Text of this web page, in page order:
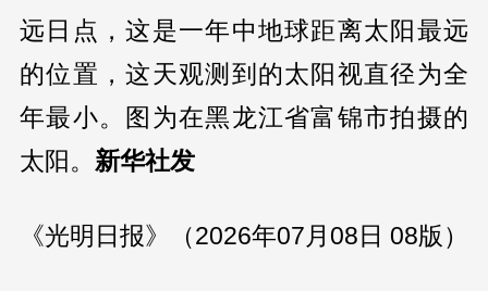
远日点，这是一年中地球距离太阳最远
的位置，这天观测到的太阳视直径为全
年最小。图为在黑龙江省富锦市拍摄的
太阳。 新华社发
《光明日报》（2026年07月08日 08版）